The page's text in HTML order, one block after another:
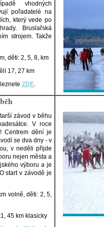
vhodných
pořadatelé na
který vede po
Bruslařská
strojem. Takže
děti: 2, 5, 8, km
17, 27 km
ZDE
závod v běhu
V roce
Centrem dění je
se dva dny - v
v neděli přijde
nejen města a
výboru a je
start v závodě je
volně, děti: 2, 5,
45 km klasicky